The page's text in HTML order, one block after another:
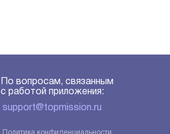
По вопросам, связанным
с работой приложения:
support@topmission.ru
Политика конфиденциальности